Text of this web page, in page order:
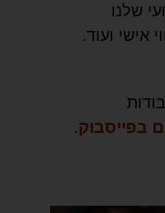
שלנו
אישי ועוד.
בפייסבוק.